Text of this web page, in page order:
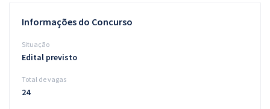
Questões grátis
Conteúdo gratuito
Aprovados
Informações do Concurso
Situação
Edital previsto
Total de vagas
24